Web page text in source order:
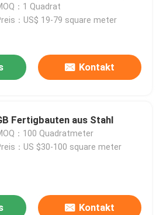
：1 Quadrat
：US$ 19-79 square meter
Kontakt
Fertigbauten aus Stahl
：100 Quadratmeter
：US $30-100 square meter
Kontakt